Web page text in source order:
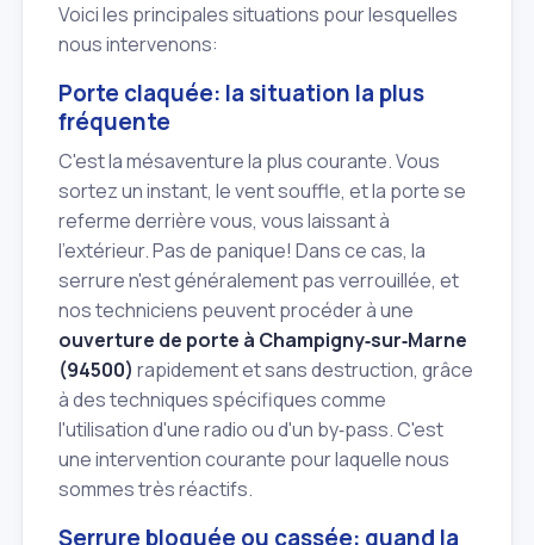
Voici les principales situations pour lesquelles
nous intervenons:
Porte claquée: la situation la plus
fréquente
C'est la mésaventure la plus courante. Vous
sortez un instant, le vent souffle, et la porte se
referme derrière vous, vous laissant à
l'extérieur. Pas de panique! Dans ce cas, la
serrure n'est généralement pas verrouillée, et
nos techniciens peuvent procéder à une
ouverture de porte à Champigny‑sur‑Marne
(94500) rapidement et sans destruction, grâce
à des techniques spécifiques comme
l'utilisation d'une radio ou d'un by‑pass. C'est
une intervention courante pour laquelle nous
sommes très réactifs.
Serrure bloquée ou cassée: quand la